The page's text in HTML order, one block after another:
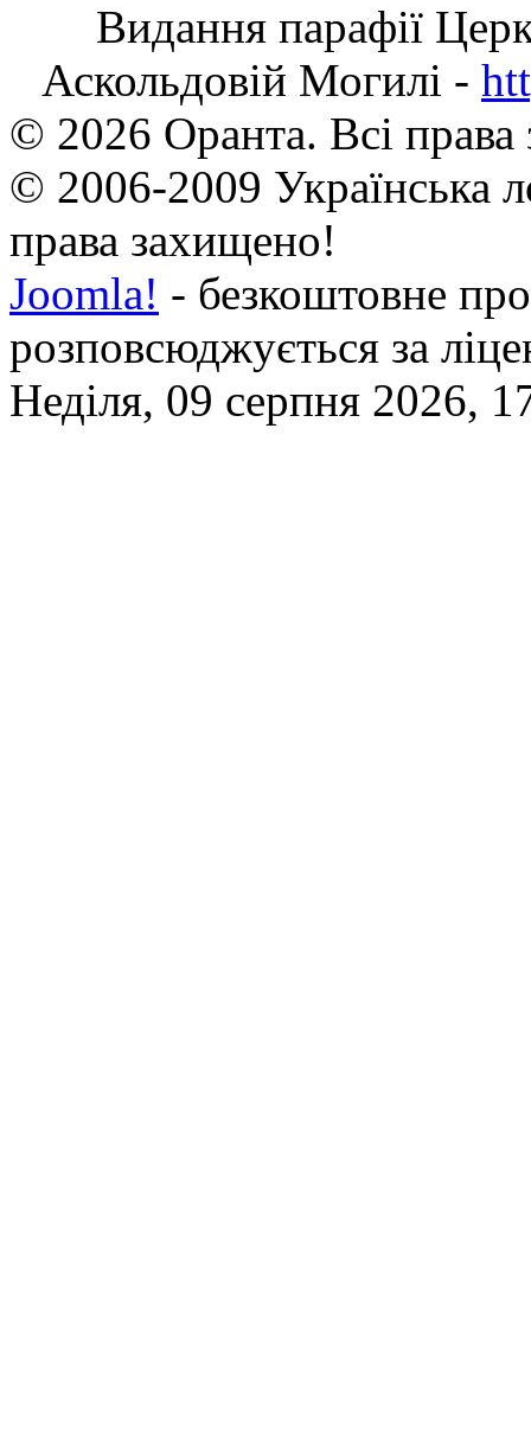
Видання парафії
Аскольдовій Могилі -
© 2026 Оранта. Всі
© 2006-2009 Українська
права захищено!
Joomla! - безкоштовне
розповсюджується за
Неділя, 09 серпня 2026,